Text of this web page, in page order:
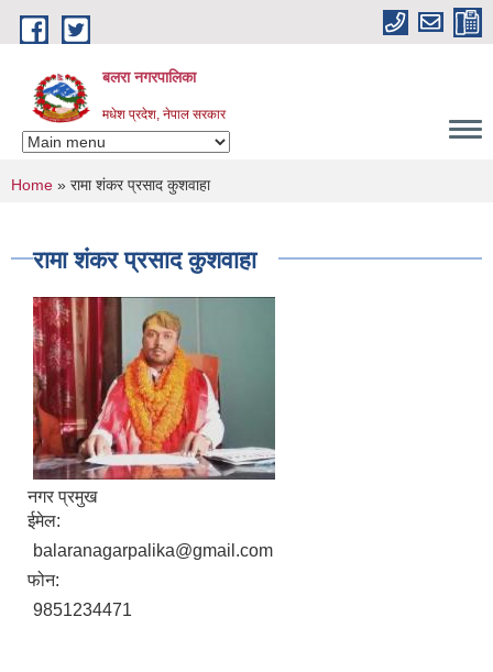
Skip to main content
बलरा नगरपालिका
मधेश प्रदेश, नेपाल सरकार
You are here
Home » रामा शंकर प्रसाद कुशवाहा
रामा शंकर प्रसाद कुशवाहा
नगर प्रमुख
ईमेल:
balaranagarpalika@gmail.com
फोन:
9851234471